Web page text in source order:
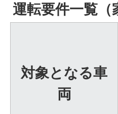
運転要件一覧（
対象となる車
両